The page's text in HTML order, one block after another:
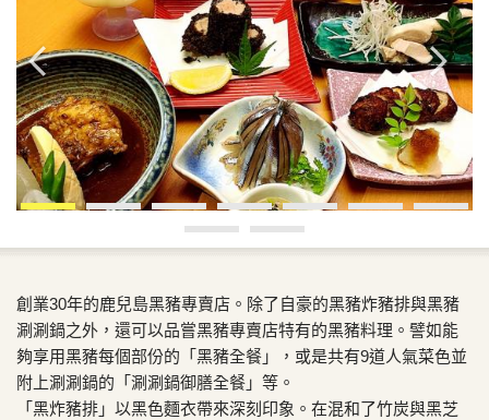
創業30年的鹿兒島黑豬專賣店。除了自豪的黑豬炸豬排與黑豬
涮涮鍋之外，還可以品嘗黑豬專賣店特有的黑豬料理。譬如能
夠享用黑豬每個部份的「黑豬全餐」，或是共有9道人氣菜色並
附上涮涮鍋的「涮涮鍋御膳全餐」等。
「黑炸豬排」以黑色麵衣帶來深刻印象。在混和了竹炭與黑芝